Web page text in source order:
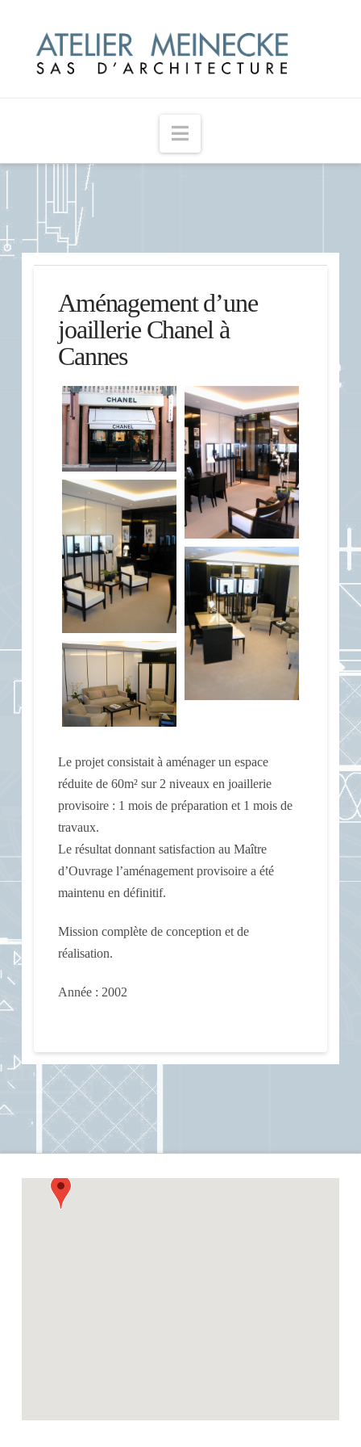
Navigation
Aménagement d’une
joaillerie Chanel à
Cannes
Le projet consistait à aménager un espace
réduite de 60m² sur 2 niveaux en joaillerie
provisoire : 1 mois de préparation et 1 mois de
travaux.
Le résultat donnant satisfaction au Maître
d’Ouvrage l’aménagement provisoire a été
maintenu en définitif.
Mission complète de conception et de
réalisation.
Année : 2002